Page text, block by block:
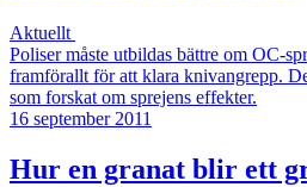
Aktuellt
Poliser måste utbildas bättre om OC-
framförallt för att klara knivangrepp.
som forskat om sprejens effekter.
16 september 2011
Hur en granat blir ett